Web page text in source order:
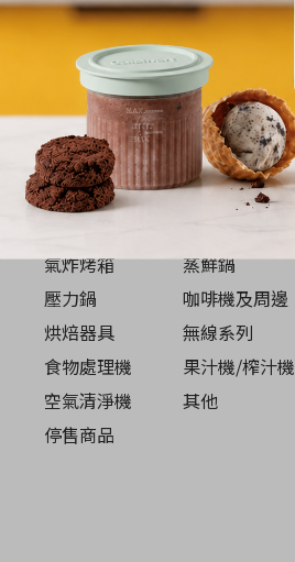
比較表
氣炸烤箱
蒸鮮鍋
壓力鍋
咖啡機及周邊
烘焙器具
無線系列
食物處理機
果汁機/榨汁機
空氣清淨機
其他
停售商品